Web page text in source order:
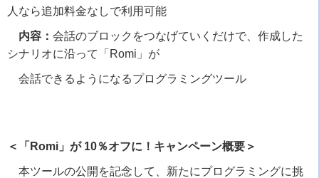
人なら追加料金なしで利用可能
内容： 会話のブロックをつなげていくだけで、作成した
シナリオに沿って「 Romi 」が
会話できるようになるプログラミングツール
＜「Romi」が 10％オフに！キャンペーン概要＞
本ツールの公開を記念して、新たにプログラミングに挑